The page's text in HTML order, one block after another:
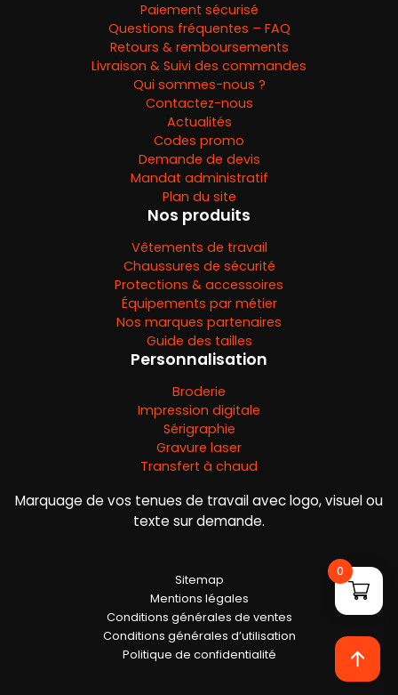
0
Paiement sécurisé
Questions fréquentes – FAQ
Retours & remboursements
Livraison & Suivi des commandes
Qui sommes-nous ?
Contactez-nous
Actualités
Codes promo
Demande de devis
Mandat administratif
Plan du site
Nos produits
Vêtements de travail
Chaussures de sécurité
Protections & accessoires
Équipements par métier
Nos marques partenaires
Guide des tailles
Personnalisation
Broderie
Impression digitale
Sérigraphie
Gravure laser
Transfert à chaud
Marquage de vos tenues de travail avec logo, visuel ou
texte sur demande.
Sitemap
Mentions légales
Conditions générales de ventes
Conditions générales d’utilisation
Politique de confidentialité